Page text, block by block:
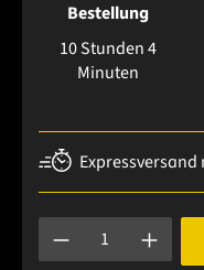
Bestellung
10 Stunden 4
Minuten
Produkt Anzahl: Gib